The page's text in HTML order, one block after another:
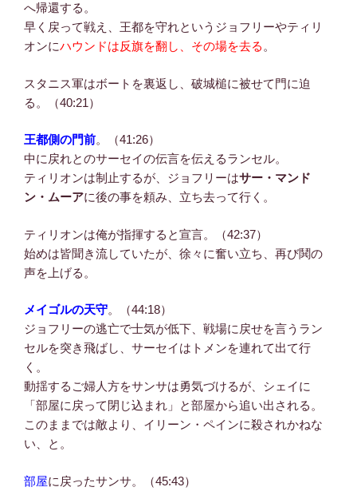
へ帰還する。
早く戻って戦え、王都を守れというジョフリーやティリ
オンにハウンドは反旗を翻し、その場を去る 。
スタニス軍はボートを裏返し、破城槌に被せて門に迫
る。（40:21）
王都側の門前。（41:26）
中に戻れとのサーセイの伝言を伝えるランセル。
ティリオンは制止するが、ジョフリーはサー・マンド
ン・ムーアに後の事を頼み、立ち去って行く。
ティリオンは俺が指揮すると宣言。（42:37）
始めは皆聞き流していたが、徐々に奮い立ち、再び鬨の
声を上げる。
メイゴルの天守。（44:18）
ジョフリーの逃亡で士気が低下、戦場に戻せを言うラン
セルを突き飛ばし、サーセイはトメンを連れて出て行
く。
動揺するご婦人方をサンサは勇気づけるが、シェイに
「部屋に戻って閉じ込まれ」と部屋から追い出される。
このままでは敵より、イリーン・ペインに殺されかねな
い、と。
部屋に戻ったサンサ。（45:43）